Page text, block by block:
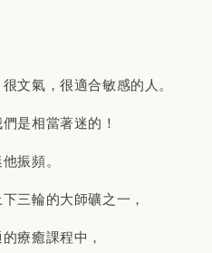
文氣，很適合敏感的人。
是相當著迷的！
振頻。
三輪的大師礦之一，
療癒課程中，